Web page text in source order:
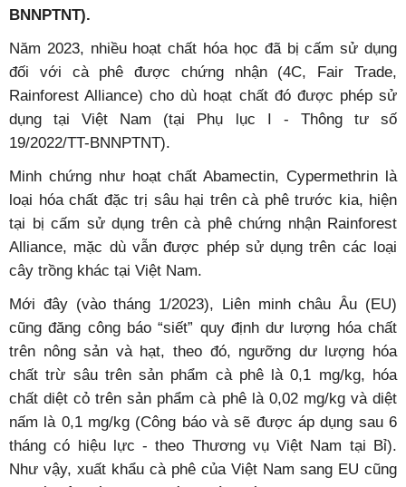
BNNPTNT).
Năm 2023, nhiều hoạt chất hóa học đã bị cấm sử dụng
đối với cà phê được chứng nhận (4C, Fair Trade,
Rainforest Alliance) cho dù hoạt chất đó được phép sử
dụng tại Việt Nam (tại Phụ lục I - Thông tư số
19/2022/TT-BNNPTNT).
Minh chứng như hoạt chất Abamectin, Cypermethrin là
loại hóa chất đặc trị sâu hại trên cà phê trước kia, hiện
tại bị cấm sử dụng trên cà phê chứng nhận Rainforest
Alliance, mặc dù vẫn được phép sử dụng trên các loại
cây trồng khác tại Việt Nam.
Mới đây (vào tháng 1/2023), Liên minh châu Âu (EU)
cũng đăng công báo “siết” quy định dư lượng hóa chất
trên nông sản và hạt, theo đó, ngưỡng dư lượng hóa
chất trừ sâu trên sản phẩm cà phê là 0,1 mg/kg, hóa
chất diệt cỏ trên sản phẩm cà phê là 0,02 mg/kg và diệt
nấm là 0,1 mg/kg (Công báo và sẽ được áp dụng sau 6
tháng có hiệu lực - theo Thương vụ Việt Nam tại Bỉ).
Như vậy, xuất khẩu cà phê của Việt Nam sang EU cũng